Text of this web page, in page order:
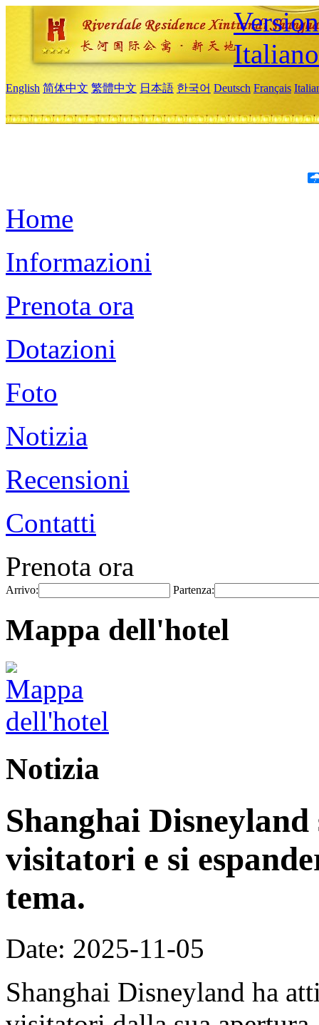
Italiano
English 简体中文 繁體中文 日本語 한국어 Deutsch Français
Home
Informazioni
Prenota ora
Dotazioni
Foto
Notizia
Recensioni
Contatti
Prenota ora
Arrivo: Partenza:
Mappa dell'hotel
Notizia
Shanghai
visitatori e si
tema.
Date: 2025-11-05
Shanghai Disneyland ha